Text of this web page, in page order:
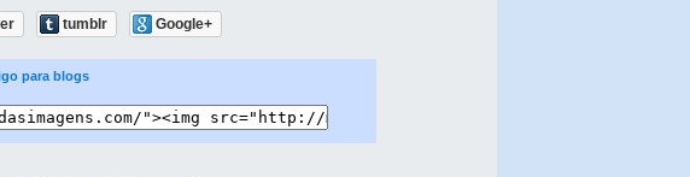
tumblr Google+
para blogs